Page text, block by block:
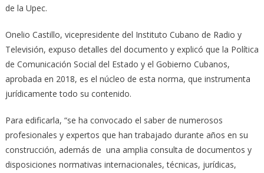
de la Upec.
Onelio Castillo, vicepresidente del Instituto Cubano de Radio y
Televisión, expuso detalles del documento y explicó que la Política
de Comunicación Social del Estado y el Gobierno Cubanos,
aprobada en 2018, es el núcleo de esta norma, que instrumenta
jurídicamente todo su contenido.
Para edificarla, “se ha convocado el saber de numerosos
profesionales y expertos que han trabajado durante años en su
construcción, además de una amplia consulta de documentos y
disposiciones normativas internacionales, técnicas, jurídicas,